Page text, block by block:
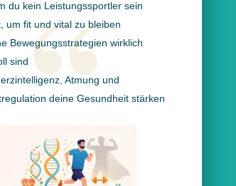
du kein Leistungssportler sein
um fit und vital zu bleiben
Bewegungsstrategien wirklich
sind
Atmung und
deine Gesundheit stärken